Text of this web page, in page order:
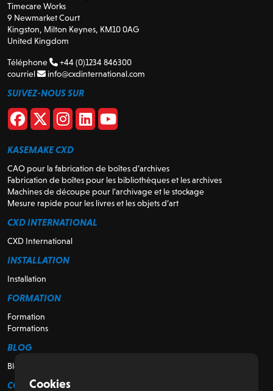
Timecare Works
9 Newmarket Court
Kingston, Milton Keynes, KM10 0AG
United Kingdom
Téléphone
+44 (0)1234 846300
courriel
info@cxdinternational.com
SUIVEZ-NOUS SUR
KASEMAKE CXD
CAO pour la fabrication de boîtes d’archives
Fabrication de boîtes pour les bibliothèques et les archives
Machines de découpe pour l’archivage et le stockage
Mesure rapide pour les livres et les objets d’art
CXD INTERNATIONAL
CXD International
INSTALLATION
Installation
FORMATION
Formation
Formations
BLOG
Blog
CONTACTEZ-NOUS
Cookies